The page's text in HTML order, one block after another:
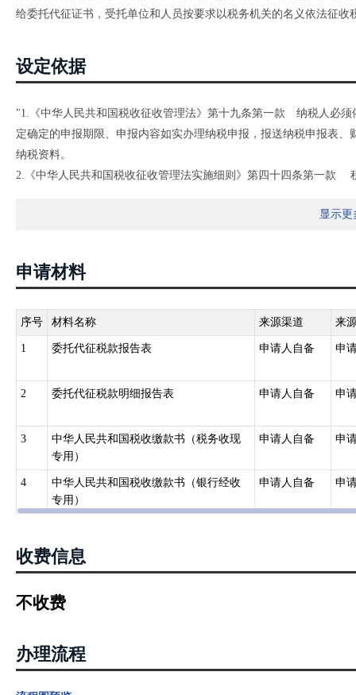
给委托代征证书，受托单位和人员按要求以税务机关的名义依法征收
设定依据
"1.《中华人民共和国税收征收管理法》第十九条第一款 纳税人必
定确定的申报期限、申报内容如实办理纳税申报，报送纳税申报表
纳税资料。
2.《中华人民共和国税收征收管理法实施细则》第四十四条第一款
显示更
申请材料
序号 材料名称 来源渠道 来
1 委托代征税款报告表 申请人自备 申
2 委托代征税款明细报告表 申请人自备 申
3
中华人民共和国税收缴款书（税务收现
专用）
申请人自备 申
4
中华人民共和国税收缴款书（银行经收
专用）
申请人自备 申
收费信息
不收费
办理流程